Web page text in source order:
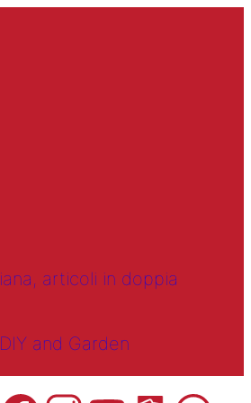
articoli in doppia
and Garden